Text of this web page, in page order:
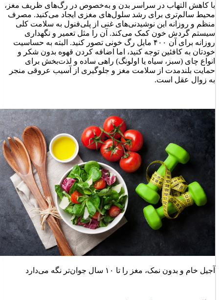
با کاهش التهاب در سراسر بدن و به‌خصوص در رگ‌های ظریف مغز،
محیط سالم‌تری برای رشد سلول‌های مغزی ایجاد می‌کنید. مصرف
منظم و روزانه این نوشیدنی‌های غنی از پلی‌فنول به سلامت کلی
سیستم گردش خون کمک می‌کند. آن را مثل تعمیر و نگهداری
روزانه برای آن ۴۰۰ مایل رگ خونی تصور کنید. البته به حساسیت
خودتان به کافئین توجه کنید، اما اضافه کردن قهوه بدون شکر و
انواع چای (سبز، سیاه یا اولونگ) راهی ساده و لذت‌بخش برای
حمایت بلندمدت از سلامت مغز و جلوگیری از آسیب عروقی منجر
به زوال عقل است.
آجیل خام و بدون نمک، مغز را تا ۱۰ سال جوان‌تر نگه می‌دارد